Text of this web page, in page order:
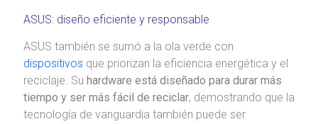
ASUS: diseño eficiente y responsable
ASUS también se sumó a la ola verde con
dispositivos que priorizan la eficiencia energética y el
reciclaje. Su hardware está diseñado para durar más
tiempo y ser más fácil de reciclar, demostrando que la
tecnología de vanguardia también puede ser